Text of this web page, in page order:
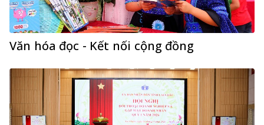
Văn hóa đọc - Kết nối cộng đồng